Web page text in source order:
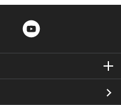
Twitter